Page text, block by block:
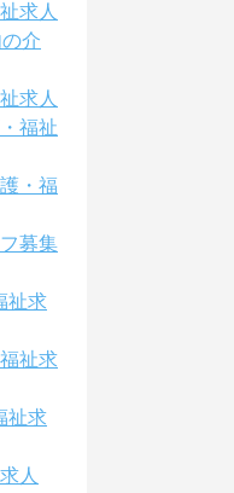
求人
介
求人
福祉
・福
募集
祉求
祉求
祉求
人